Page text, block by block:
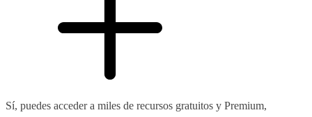
Sí, puedes acceder a miles de recursos gratuitos y Premium,